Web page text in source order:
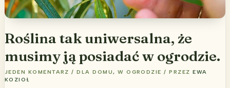
Roślina tak uniwersalna, że
musimy ją posiadać w ogrodzie.
JEDEN KOMENTARZ /DLA DOMU,W OGRODZIE / PRZEZEWA
KOZIOŁ